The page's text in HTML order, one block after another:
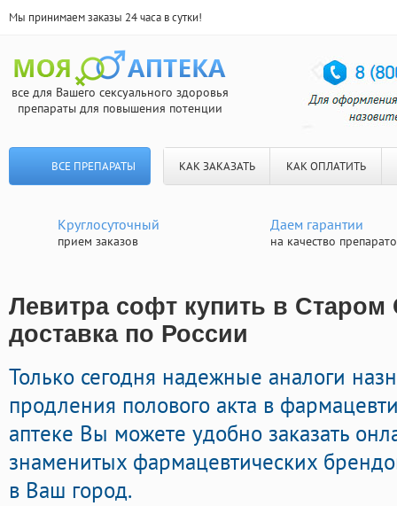
Мы принимаем заказы 24 часа в сутки!
все для Вашего сексуального здоровья
препараты для повышения потенции
ВСЕ ПРЕПАРАТЫ КАК ЗАКАЗАТЬ КАК ОПЛАТИТЬ
Круглосуточный
прием заказов
Даем гарантии
на качество
Левитра софт купить в
доставка по России
Только сегодня надежные аналоги
продления полового акта в
аптеке Вы можете удобно заказать
знаменитых фармацевтических
в Ваш город.